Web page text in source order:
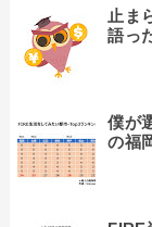
止ま
語っ
僕が
の福